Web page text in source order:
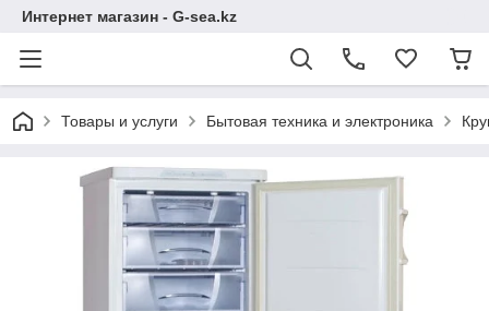
Интернет магазин - G-sea.kz
Товары и услуги Бытовая техника и электроника